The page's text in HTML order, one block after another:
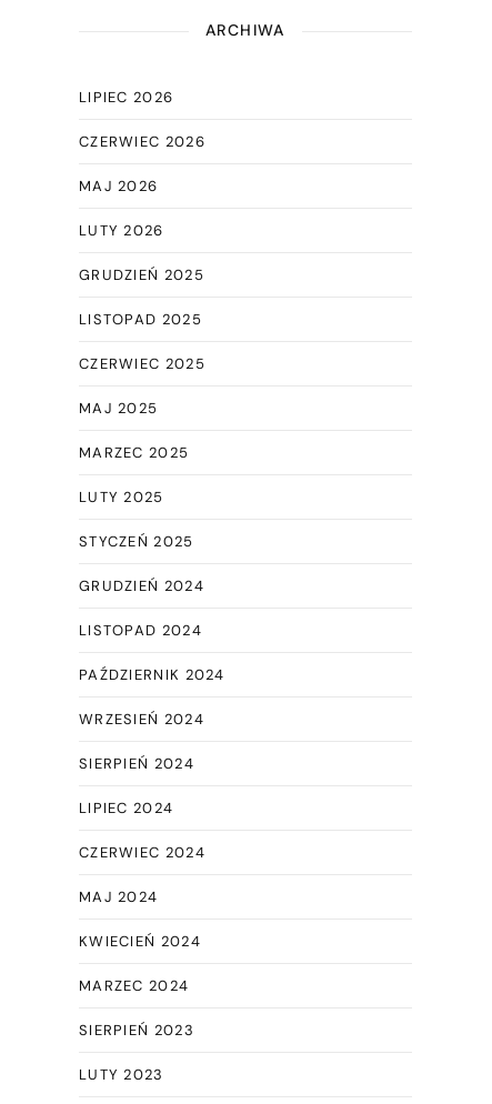
ARCHIWA
LIPIEC 2026
CZERWIEC 2026
MAJ 2026
LUTY 2026
GRUDZIEŃ 2025
LISTOPAD 2025
CZERWIEC 2025
MAJ 2025
MARZEC 2025
LUTY 2025
STYCZEŃ 2025
GRUDZIEŃ 2024
LISTOPAD 2024
PAŹDZIERNIK 2024
WRZESIEŃ 2024
SIERPIEŃ 2024
LIPIEC 2024
CZERWIEC 2024
MAJ 2024
KWIECIEŃ 2024
MARZEC 2024
SIERPIEŃ 2023
LUTY 2023